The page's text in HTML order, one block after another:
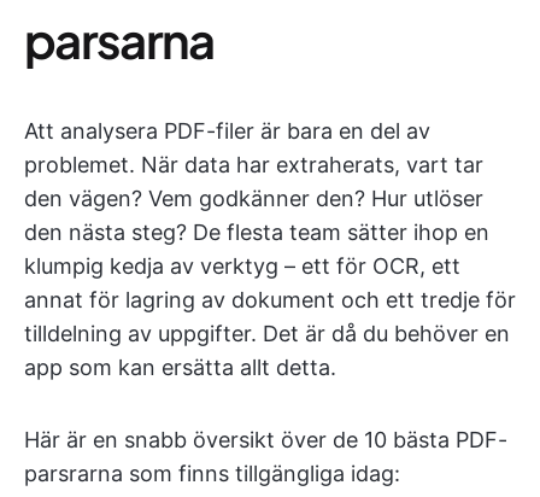
parsarna
Att analysera PDF-filer är bara en del av
problemet. När data har extraherats, vart tar
den vägen? Vem godkänner den? Hur utlöser
den nästa steg? De flesta team sätter ihop en
klumpig kedja av verktyg – ett för OCR, ett
annat för lagring av dokument och ett tredje för
tilldelning av uppgifter. Det är då du behöver en
app som kan ersätta allt detta.
Här är en snabb översikt över de 10 bästa PDF-
parsrarna som finns tillgängliga idag: